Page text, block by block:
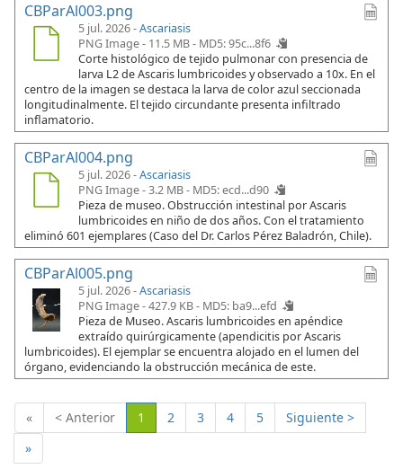
CBParAl003.png
5 jul. 2026 -Ascariasis
PNG Image - 11.5 MB - MD5: 95c...8f6
Corte histológico de tejido pulmonar con presencia de
larva L2 de Ascaris lumbricoides y observado a 10x. En el
centro de la imagen se destaca la larva de color azul seccionada
longitudinalmente. El tejido circundante presenta infiltrado
inflamatorio.
CBParAl004.png
5 jul. 2026 -Ascariasis
PNG Image - 3.2 MB - MD5: ecd...d90
Pieza de museo. Obstrucción intestinal por Ascaris
lumbricoides en niño de dos años. Con el tratamiento
eliminó 601 ejemplares (Caso del Dr. Carlos Pérez Baladrón, Chile).
CBParAl005.png
5 jul. 2026 -Ascariasis
PNG Image - 427.9 KB - MD5: ba9...efd
Pieza de Museo. Ascaris lumbricoides en apéndice
extraído quirúrgicamente (apendicitis por Ascaris
lumbricoides). El ejemplar se encuentra alojado en el lumen del
órgano, evidenciando la obstrucción mecánica de este.
« < Anterior 1 (Actual)
2 3 4 5
Siguiente >
»